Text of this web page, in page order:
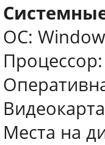
ОС:
Места на